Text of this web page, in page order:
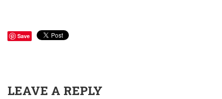
Save
LEAVE A REPLY